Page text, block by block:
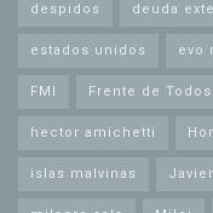
despidos deuda
estados unidos evo
FMI Frente de Todos
hector amichetti
islas malvinas